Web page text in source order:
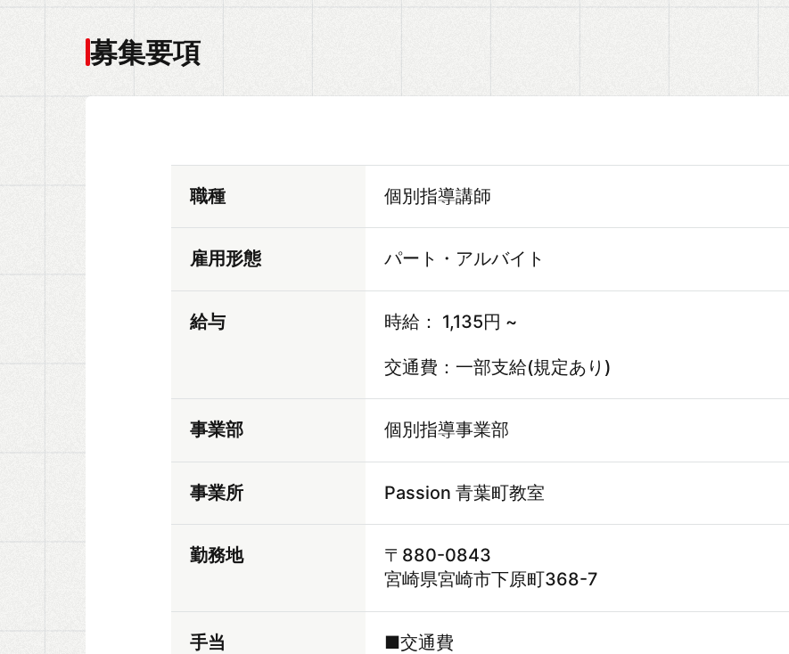
募集要項
職種 個別指導講師
雇用形態 パート・アルバイト
給与 時給： 1,135円 ~
交通費：一部支給(規定あり)
事業部 個別指導事業部
事業所 Passion 青葉町教室
勤務地
〒880-0843
宮崎県宮崎市下原町368-7
手当
■交通費